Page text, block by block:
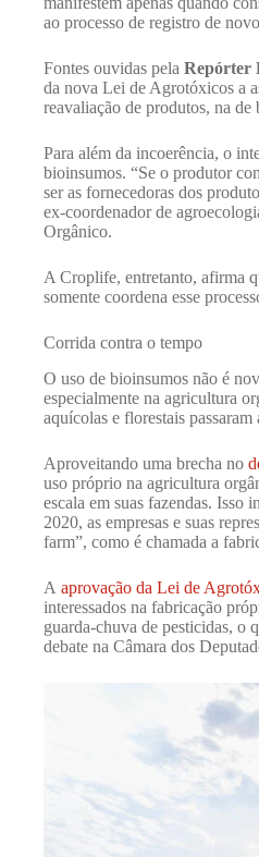
ao processo de registro de
Fontes ouvidas pela Repórter
da nova Lei de Agrotóxicos a
reavaliação de produtos, na
Para além da incoerência, o
bioinsumos. “Se o produtor
ser as fornecedoras dos
ex-coordenador de
Orgânico.
A Croplife, entretanto, afirma
somente coordena esse
Corrida contra o tempo
O uso de bioinsumos não é
especialmente na agricultura
aquícolas e florestais
Aproveitando uma brecha no
uso próprio na agricultura
escala em suas fazendas. Isso
2020, as empresas e suas
farm”, como é chamada a
A aprovação da Lei de
interessados na fabricação
guarda-chuva de pesticidas, o
debate na Câmara dos